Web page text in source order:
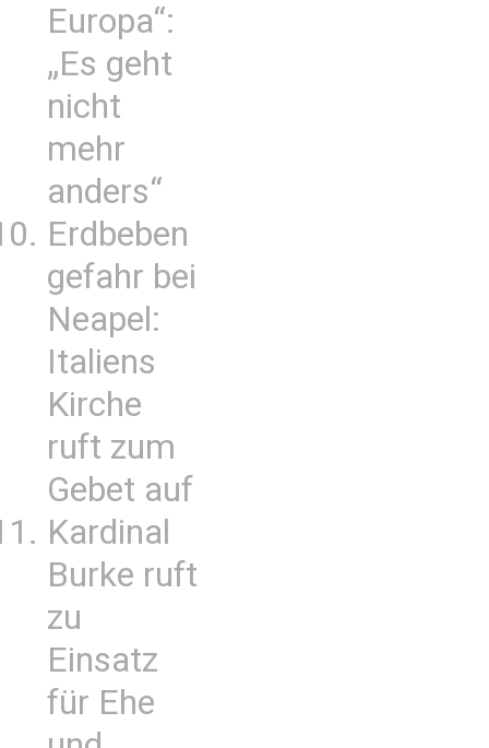
Europa“:
„Es geht
nicht
mehr
anders“
Erdbeben
gefahr bei
Neapel:
Italiens
Kirche
ruft zum
Gebet auf
Kardinal
Burke ruft
zu
Einsatz
für Ehe